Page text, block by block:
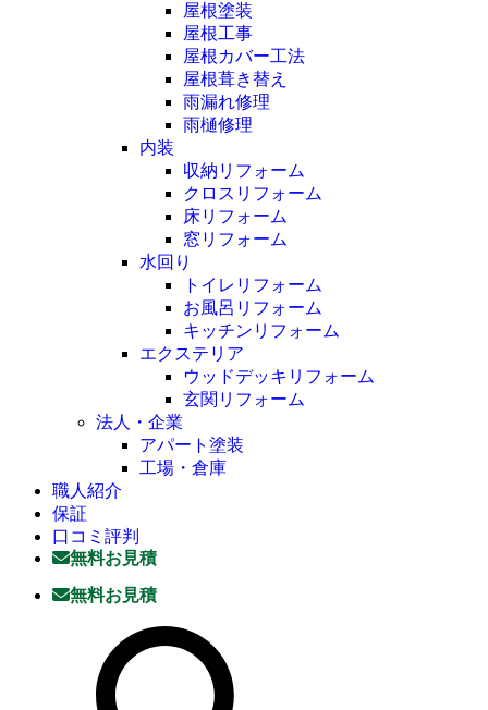
屋根塗装
屋根工事
屋根カバー工法
屋根葺き替え
雨漏れ修理
雨樋修理
内装
収納リフォーム
クロスリフォーム
床リフォーム
窓リフォーム
水回り
トイレリフォーム
お風呂リフォーム
キッチンリフォーム
エクステリア
ウッドデッキリフォーム
玄関リフォーム
法人・企業
アパート塗装
工場・倉庫
職人紹介
保証
口コミ評判
無料お見積
無料お見積